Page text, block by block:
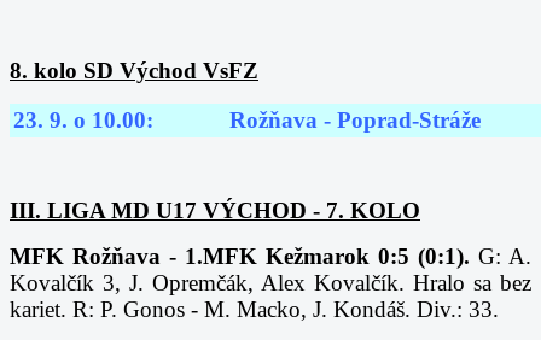
8. kolo SD Východ VsFZ
23. 9. o 10.00:
Rožňava - Poprad-Stráže
III. LIGA MD U17 VÝCHOD - 7. KOLO
MFK Rožňava - 1.MFK Kežmarok 0:5 (0:1). G: A.
Kovalčík 3, J. Opremčák, Alex Kovalčík. Hralo sa bez
kariet. R: P. Gonos - M. Macko, J. Kondáš. Div.: 33.